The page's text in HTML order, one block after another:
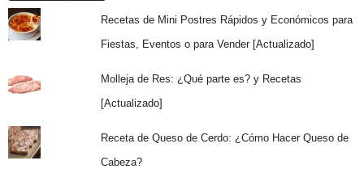
Recetas de Mini Postres Rápidos y Económicos para
Fiestas, Eventos o para Vender [Actualizado]
Molleja de Res: ¿Qué parte es? y Recetas
[Actualizado]
Receta de Queso de Cerdo: ¿Cómo Hacer Queso de
Cabeza?